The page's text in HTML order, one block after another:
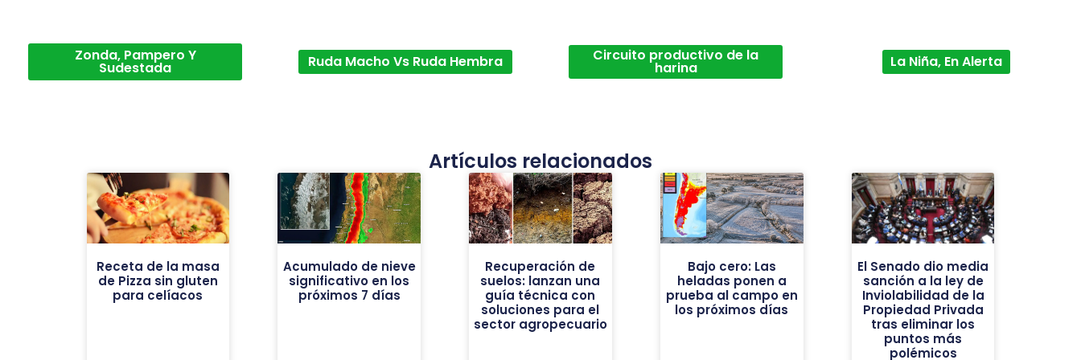
Zonda, Pampero Y
Sudestada Ruda Macho Vs Ruda Hembra Circuito productivo de la
harina La Niña, En Alerta
Artículos relacionados
Receta de la masa
de Pizza sin gluten
para celíacos
Acumulado de nieve
significativo en los
próximos 7 días
Recuperación de
suelos: lanzan una
guía técnica con
soluciones para el
sector agropecuario
Bajo cero: Las
heladas ponen a
prueba al campo en
los próximos días
El Senado dio media
sanción a la ley de
Inviolabilidad de la
Propiedad Privada
tras eliminar los
puntos más
polémicos